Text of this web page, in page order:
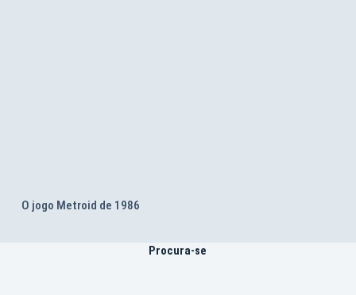
O jogo Metroid de 1986
Procura-se